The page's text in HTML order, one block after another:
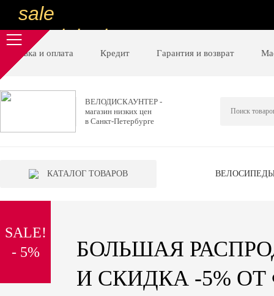
sale
special price
sale
низкие цены
вот дешево
special price
sale
надо брать
sale
Доставка и оплата Кредит Гарантия и возврат
ВЕЛОДИСКАУНТЕР -
магазин низких цен
в Санкт-Петербурге
КАТАЛОГ ТОВАРОВ
SALE!
- 5%
БОЛЬШАЯ
И СКИДКА -5%